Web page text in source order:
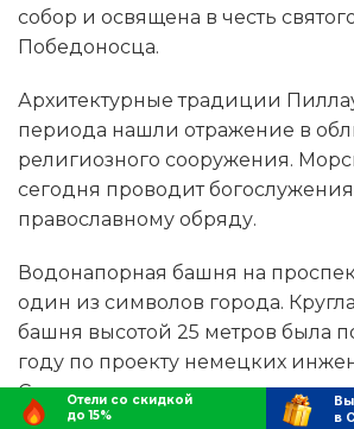
собор и освящена в честь
Победоносца.
Архитектурные традиции
периода нашли отражение в
религиозного сооружения.
сегодня проводит
православному обряду.
Водонапорная башня на
один из символов города.
башня высотой 25 метров была
году по проекту немецких
Сооружение венчает
флюгером. Башня действовала до
Отели со скидкой
до 15%
в